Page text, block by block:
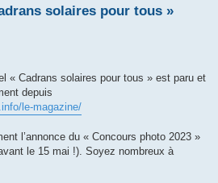
solaires pour tous »
« Cadrans solaires pour tous » est paru et
depuis
le-magazine/
l’annonce du « Concours photo 2023 »
le 15 mai !). Soyez nombreux à